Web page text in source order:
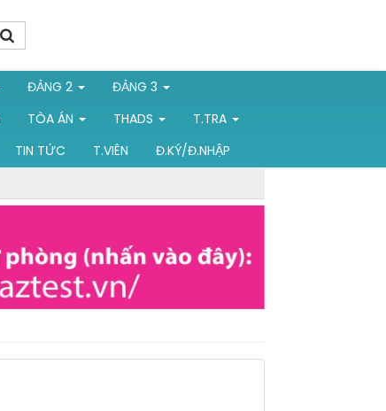
ĐẢNG 2
ĐẢNG 3
TÒA ÁN THADS
T.TRA
TIN TỨC T.VIÊN
Đ.KÝ/Đ.NHẬP